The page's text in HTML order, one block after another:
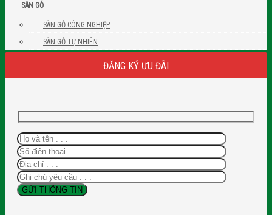
SÀN GỖ
SÀN GỖ CÔNG NGHIỆP
SÀN GỖ TỰ NHIÊN
ĐĂNG KÝ ƯU ĐÃI